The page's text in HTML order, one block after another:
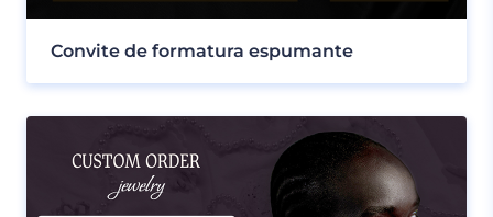
Convite de formatura espumante